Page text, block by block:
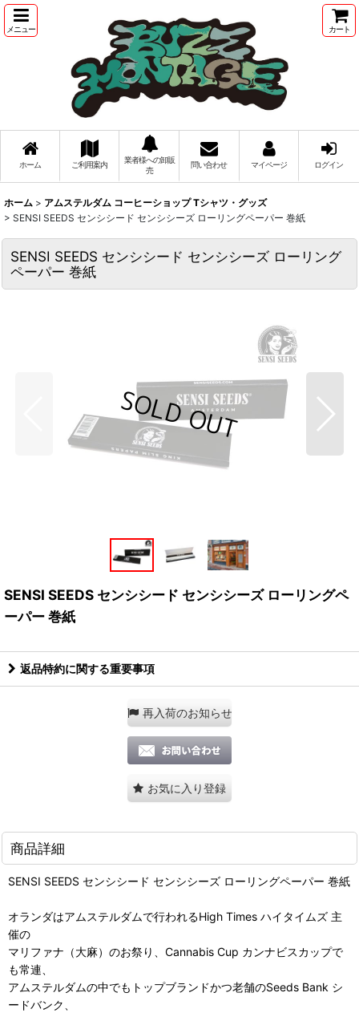
メニュー カート
ホーム ご利用案内
業者様への卸販
売
問い合わせ マイページ ログイン
ホーム > アムステルダム コーヒーショップ Tシャツ・グッズ
> SENSI SEEDS センシシード センシシーズ ローリングペーパー 巻紙
SENSI SEEDS センシシード センシシーズ ローリング
ペーパー 巻紙
SENSI SEEDS センシシード センシシーズ ローリングペ
ーパー 巻紙
返品特約に関する重要事項
再入荷のお知らせ
お気に入り登録
商品詳細
SENSI SEEDS センシシード センシシーズ ローリングペーパー 巻紙
オランダはアムステルダムで行われるHigh Times ハイタイムズ 主
催の
マリファナ（大麻）のお祭り、Cannabis Cup カンナビスカップで
も常連、
アムステルダムの中でもトップブランドかつ老舗のSeeds Bank シ
ードバンク、